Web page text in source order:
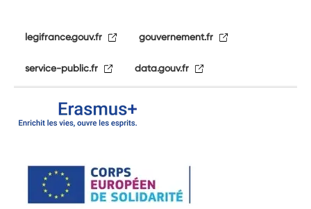
legifrance.gouv.fr gouvernement.fr
service-public.fr data.gouv.fr